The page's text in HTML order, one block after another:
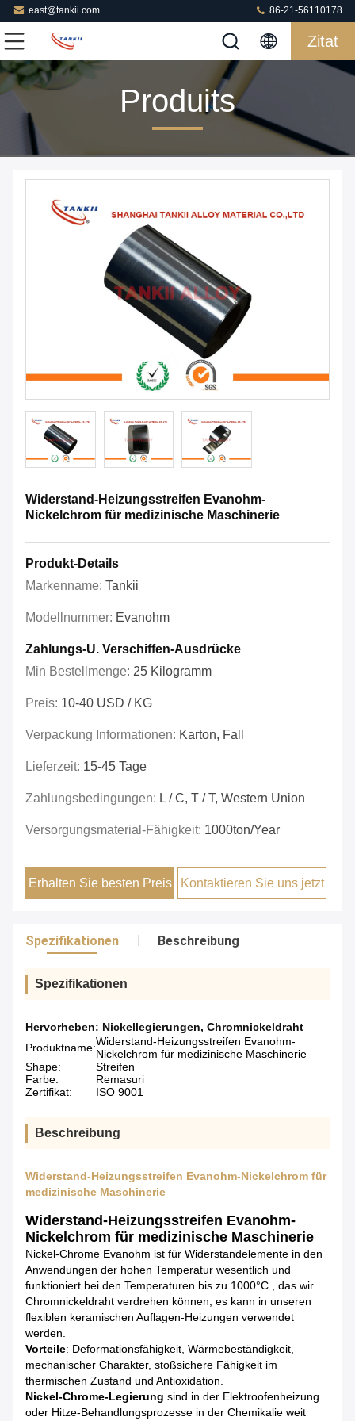
east@tankii.com 86-21-56110178
Zitat
Produits
Widerstand-Heizungsstreifen Evanohm-
Nickelchrom für medizinische Maschinerie
Produkt-Details
Markenname: Tankii
Modellnummer: Evanohm
Zahlungs-U. Verschiffen-Ausdrücke
Min Bestellmenge: 25 Kilogramm
Preis: 10-40 USD / KG
Verpackung Informationen: Karton, Fall
Lieferzeit: 15-45 Tage
Zahlungsbedingungen: L / C, T / T, Western Union
Versorgungsmaterial-Fähigkeit: 1000ton/year
Erhalten Sie besten Preis Kontaktieren Sie uns jetzt
Spezifikationen Beschreibung
Spezifikationen
Hervorheben: Nickellegierungen, Chromnickeldraht
Produktname:Widerstand-Heizungsstreifen Evanohm-
Nickelchrom für medizinische Maschinerie
Shape:
Streifen
Farbe:
Remasuri
Zertifikat:
ISO 9001
Beschreibung
Widerstand-Heizungsstreifen Evanohm-Nickelchrom für
medizinische Maschinerie
Widerstand-Heizungsstreifen Evanohm-
Nickelchrom für medizinische Maschinerie
Nickel-Chrome Evanohm ist für Widerstandelemente in den
Anwendungen der hohen Temperatur wesentlich und
funktioniert bei den Temperaturen bis zu 1000°C., das wir
Chromnickeldraht verdrehen können, es kann in unseren
flexiblen keramischen Auflagen-Heizungen verwendet
werden.
Vorteile: Deformationsfähigkeit, Wärmebeständigkeit,
mechanischer Charakter, stoßsichere Fähigkeit im
thermischen Zustand und Antioxidation.
Nickel-Chrome-Legierung sind in der Elektroofenheizung
oder Hitze-Behandlungsprozesse in der Chemikalie weit